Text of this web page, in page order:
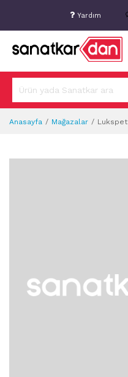
Yardım
Anasayfa Mağazalar Lukspet